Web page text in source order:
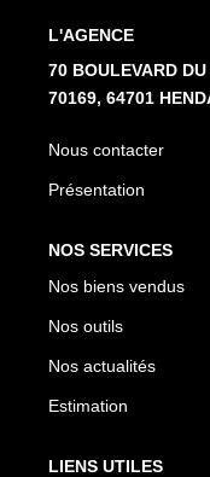
L'AGENCE
70 BOULEVARD
70169, 64701
Nous contacter
Présentation
NOS SERVICES
Nos biens vendus
Nos outils
Nos actualités
Estimation
LIENS UTILES